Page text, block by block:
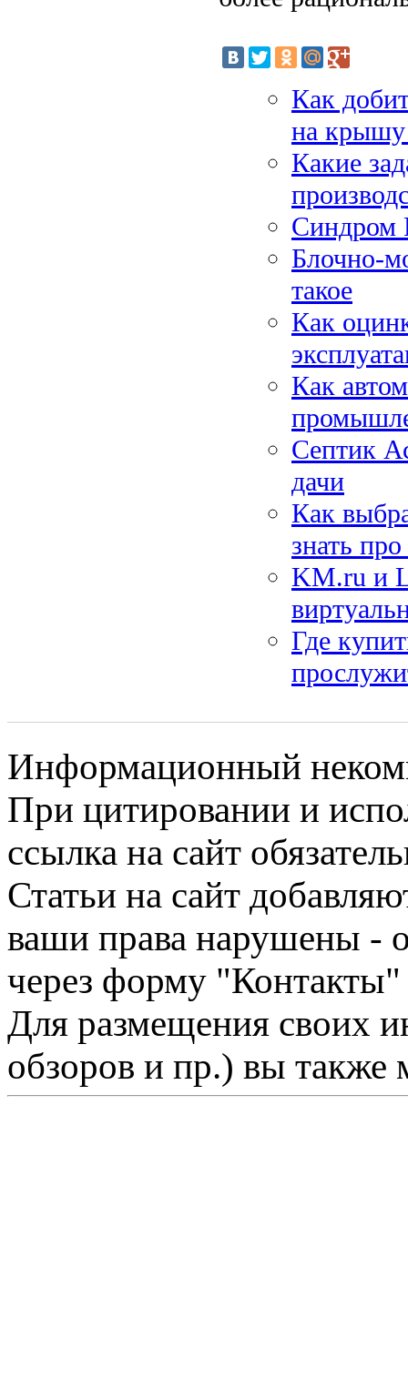
Как
на
Какие
Синдром
Блочно-
такое
Как
Как
Септик
дачи
Как
знать
KM.ru и
Где
Информационный
При цитировании и
ссылка на сайт
Статьи на сайт
ваши права нарушены -
через форму "Контакты"
Для размещения своих
обзоров и пр.) вы также